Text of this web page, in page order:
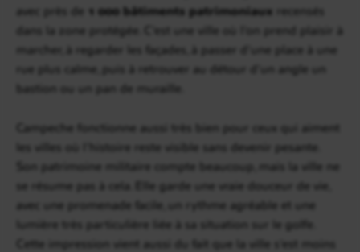
avec près de 1 000 bâtiments patrimoniaux recensés
dans la zone protégée. C’est une ville où l’on prend plaisir à
marcher, à regarder les façades, à passer d’une place à une
rue plus calme, puis à retrouver au détour d’un angle un
bastion ou un pan de muraille.
Campeche fonctionne aussi très bien pour ceux qui aiment
les villes où l’histoire reste visible sans devenir pesante.
Son patrimoine militaire compte beaucoup, mais la ville ne
se résume pas à cela. Elle garde une vraie douceur de vie,
avec une promenade facile, un rythme agréable et une
lumière très particulière liée à sa situation sur le golfe.
Cette impression vient aussi du fait que la ville s’est moins